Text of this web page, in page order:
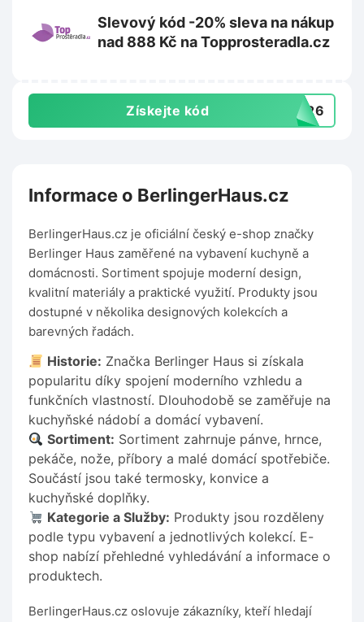
Slevový kód -20% sleva na nákup
nad 888 Kč na Topprosteradla.cz
Získejte kód P826
Informace o BerlingerHaus.cz
BerlingerHaus.cz je oficiální český e-shop značky
Berlinger Haus zaměřené na vybavení kuchyně a
domácnosti. Sortiment spojuje moderní design,
kvalitní materiály a praktické využití. Produkty jsou
dostupné v několika designových kolekcích a
barevných řadách.
Historie: Značka Berlinger Haus si získala
popularitu díky spojení moderního vzhledu a
funkčních vlastností. Dlouhodobě se zaměřuje na
kuchyňské nádobí a domácí vybavení.
Sortiment: Sortiment zahrnuje pánve, hrnce,
pekáče, nože, příbory a malé domácí spotřebiče.
Součástí jsou také termosky, konvice a
kuchyňské doplňky.
Kategorie a Služby: Produkty jsou rozděleny
podle typu vybavení a jednotlivých kolekcí. E-
shop nabízí přehledné vyhledávání a informace o
produktech.
BerlingerHaus.cz oslovuje zákazníky, kteří hledají